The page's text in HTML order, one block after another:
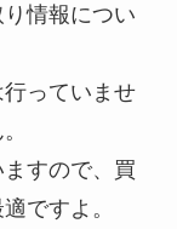
情報につい
っていませ
すので、買
ですよ。